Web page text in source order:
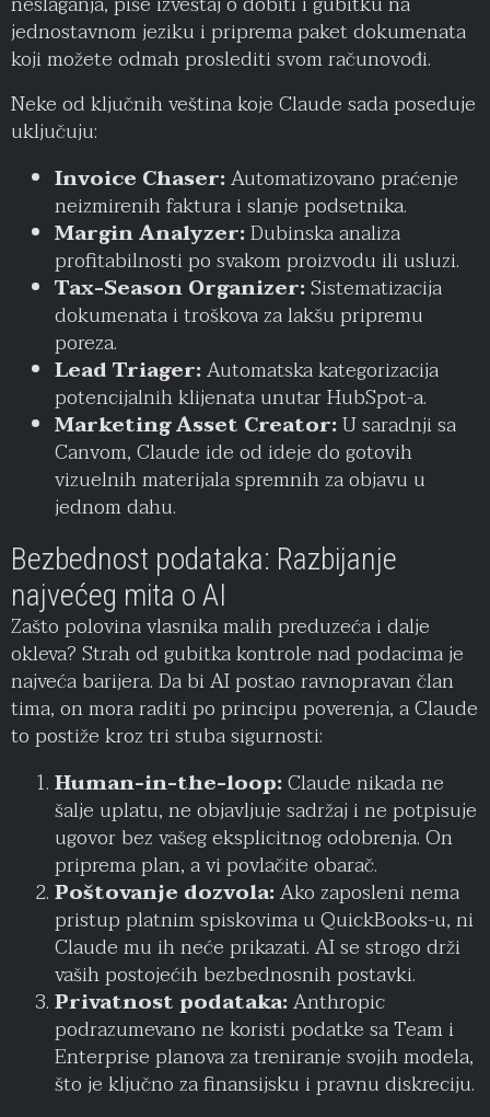
jednostavnom jeziku i priprema paket dokumenata
koji možete odmah proslediti svom računovođi.
Neke od ključnih veština koje Claude sada poseduje
uključuju:
Invoice Chaser:Automatizovano praćenje
neizmirenih faktura i slanje podsetnika.
Margin Analyzer:Dubinska analiza
profitabilnosti po svakom proizvodu ili usluzi.
Tax-Season Organizer:Sistematizacija
dokumenata i troškova za lakšu pripremu
poreza.
Lead Triager:Automatska kategorizacija
potencijalnih klijenata unutar HubSpot-a.
Marketing Asset Creator:U saradnji sa
Canvom, Claude ide od ideje do gotovih
vizuelnih materijala spremnih za objavu u
jednom dahu.
Bezbednost podataka: Razbijanje
najvećeg mita o AI
Zašto polovina vlasnika malih preduzeća i dalje
okleva? Strah od gubitka kontrole nad podacima je
najveća barijera. Da bi AI postao ravnopravan član
tima, on mora raditi po principu poverenja, a Claude
to postiže kroz tri stuba sigurnosti:
Human-in-the-loop:Claude nikada ne
šalje uplatu, ne objavljuje sadržaj i ne potpisuje
ugovor bez vašeg eksplicitnog odobrenja. On
priprema plan, a vi povlačite obarač.
Poštovanje dozvola:Ako zaposleni nema
pristup platnim spiskovima u QuickBooks-u, ni
Claude mu ih neće prikazati. AI se strogo drži
vaših postojećih bezbednosnih postavki.
Privatnost podataka:Anthropic
podrazumevano ne koristi podatke sa Team i
Enterprise planova za treniranje svojih modela,
što je ključno za finansijsku i pravnu diskreciju.